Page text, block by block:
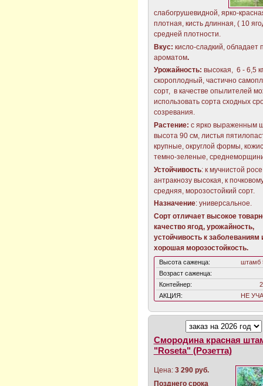
слабогрушевидной, ярко-
плотная, кисть длинная, ( 10
средней плотности.
Вкус: кисло-сладкий, обладает
ароматом.
Урожайность: высокая, 6 - 6,5
скороплодный, частично
сорт, в качестве опылителей
использовать сорта сходных
созревания.
Растение: с ярко выраженным
высота 90 см, листья
крупные, округлой формы,
темно-зеленые,
Устойчивость: к мучнистой
антракнозу высокая, к
средняя, морозостойкий сорт.
Назначение: универсальное.
Сорт отличает высокое
качество ягод, урожайность,
устойчивость к заболеваниям
хорошая морозостойкость.
Высота саженца:
штамб
Возраст саженца:
Контейнер:
АКЦИЯ:
НЕ
Смородина красная
"Roseta" (Розетта)
Цена: 3 290 руб.
Позднего срока